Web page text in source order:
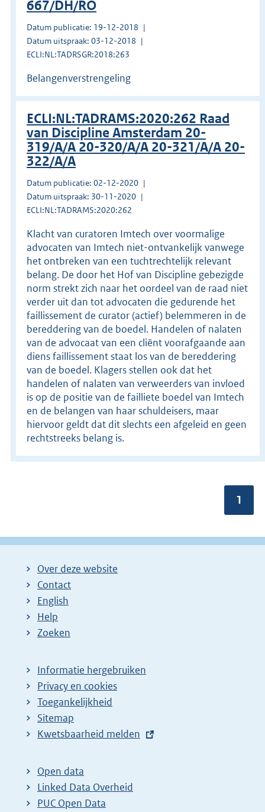
667/DH/RO
Datum publicatie: 19-12-2018
Datum uitspraak: 03-12-2018
ECLI:NL:TADRSGR:2018:263
Belangenverstrengeling
ECLI:NL:TADRAMS:2020:262 Raad
van Discipline Amsterdam 20-
319/A/A 20-320/A/A 20-321/A/A 20-
322/A/A
Datum publicatie: 02-12-2020
Datum uitspraak: 30-11-2020
ECLI:NL:TADRAMS:2020:262
Klacht van curatoren Imtech over voormalige
advocaten van Imtech niet-ontvankelijk vanwege
het ontbreken van een tuchtrechtelijk relevant
belang. De door het Hof van Discipline gebezigde
norm strekt zich naar het oordeel van de raad niet
verder uit dan tot advocaten die gedurende het
faillissement de curator (actief) belemmeren in de
bereddering van de boedel. Handelen of nalaten
van de advocaat van een cliënt voorafgaande aan
diens faillissement staat los van de bereddering
van de boedel. Klagers stellen ook dat het
handelen of nalaten van verweerders van invloed
is op de positie van de failliete boedel van Imtech
en de belangen van haar schuldeisers, maar
hiervoor geldt dat dit slechts een afgeleid en geen
rechtstreeks belang is.
1
Over deze website
Contact
English
Help
Zoeken
Informatie hergebruiken
Privacy en cookies
Toegankelijkheid
Sitemap
E
t
e
r
Kwetsbaarheid melden
Open data
Linked Data Overheid
PUC Open Data